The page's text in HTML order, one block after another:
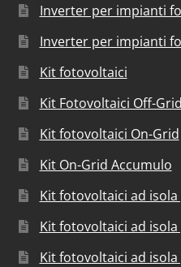
Inverter per impianti
Inverter per impianti
Kit fotovoltaici
Kit Fotovoltaici Off-Grid
Kit fotovoltaici On-Grid
Kit On-Grid Accumulo
Kit fotovoltaici ad
Kit fotovoltaici ad
Kit fotovoltaici ad